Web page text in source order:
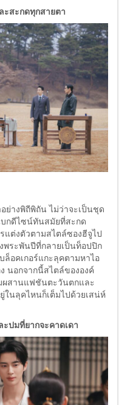
สะกดทุกสายตา
ย่างพิถีพิถัน ไม่ว่าจะเป็นชุด
กดีไซน์ทันสมัยที่สะกด
แต่งตัวตามสไตล์ซองฮีจูไป
พระพันปีที่กลายเป็นท็อปปิก
ล็อคเกอร์แกะลุคตามหาไอ
นอกจากนี้สไตล์ขององค์
ผสานแฟชันตะวันตกและ
ในลุคไหนก็เต็มไปด้วยเสน่ห์
ปมที่ยากจะคาดเดา